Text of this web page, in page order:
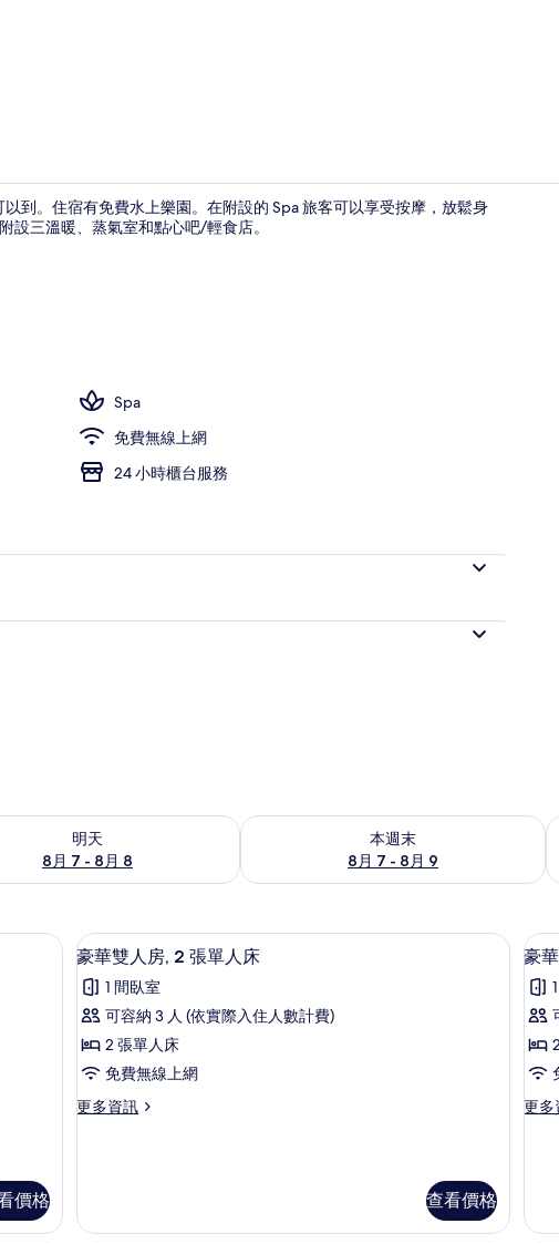
到。住宿有免費水上樂園。在附設的 Spa 旅客可以享受按摩，放鬆身
設三溫暖、蒸氣室和點心吧/輕食店。
Spa
免費無線上網
24 小時櫃台服務
明天
8月 7 - 8月 8
(8月 7 - 8月 8) 的供應情況
本週末
8月 7 - 8月 9
查看本週末 (8月 7 - 8月 9) 的供應情況
床 | 客房內保險箱、遮光布/窗簾、隔音、免費搖籃/嬰兒床
價格
顯
示
豪
華
雙
房,
人
豪華雙人房, 2 張單人床 | 客房內保險箱
5
豪華雙人房, 2 張單人床
1 間臥室
可容納 3 人 (依實際入住人數計費)
2 張單人床
免費無線上網
更多資訊
更
房,
查看價格
顯
示
豪
華
四
房,
準
5
豪
更多
更
房,